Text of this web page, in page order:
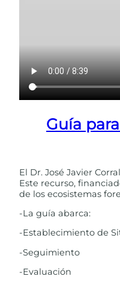
Guía
El Dr. José Javier
Este recurso,
de los ecosistemas
-La guía abarca:
-Establecimiento de
-Seguimiento
-Evaluación